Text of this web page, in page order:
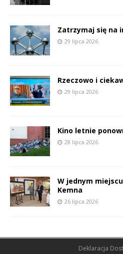
Zatrzymaj się na
29 lipca 2026
Rzeczowo i
29 lipca 2026
Kino letnie
28 lipca 2026
W jednym
Kemna
26 lipca 2026
Deklaracja